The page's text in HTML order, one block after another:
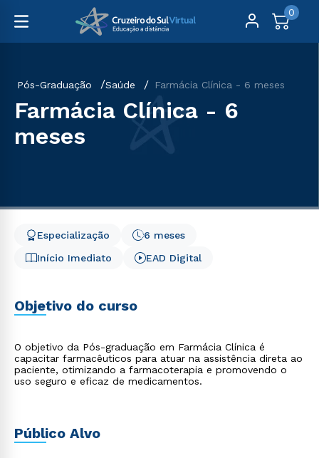
0
Pós-Graduação Saúde Farmácia Clínica - 6 meses
Farmácia Clínica - 6
meses
Início Imediato
6 meses
Especialização
EAD Digital
Objetivo do curso
O objetivo da Pós-graduação em Farmácia Clínica é
capacitar farmacêuticos para atuar na assistência direta ao
paciente, otimizando a farmacoterapia e promovendo o
uso seguro e eficaz de medicamentos.
Público Alvo